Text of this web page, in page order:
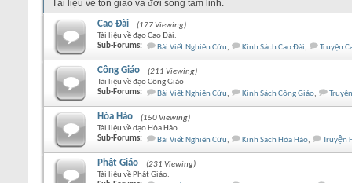
Tài liệu về tôn giáo và đời sống tâm linh.
Cao Đài
(177 Viewing)
Tài liệu về đạo Cao Đài.
Sub-Forums:
Bài Viết Nghiên Cứu, Kinh Sách Cao Đài, Truyện
Công Giáo
(211 Viewing)
Tài liệu về đạo Công Giáo
Sub-Forums:
Bài Viết Nghiên Cứu, Kinh Sách Công Giáo,
Hòa Hảo
(150 Viewing)
Tài liệu về đạo Hòa Hảo
Sub-Forums:
Bài Viết Nghiên Cứu, Kinh Sách Hòa Hảo, Truyện
Phật Giáo
(231 Viewing)
Tài liệu về Phật Giáo.